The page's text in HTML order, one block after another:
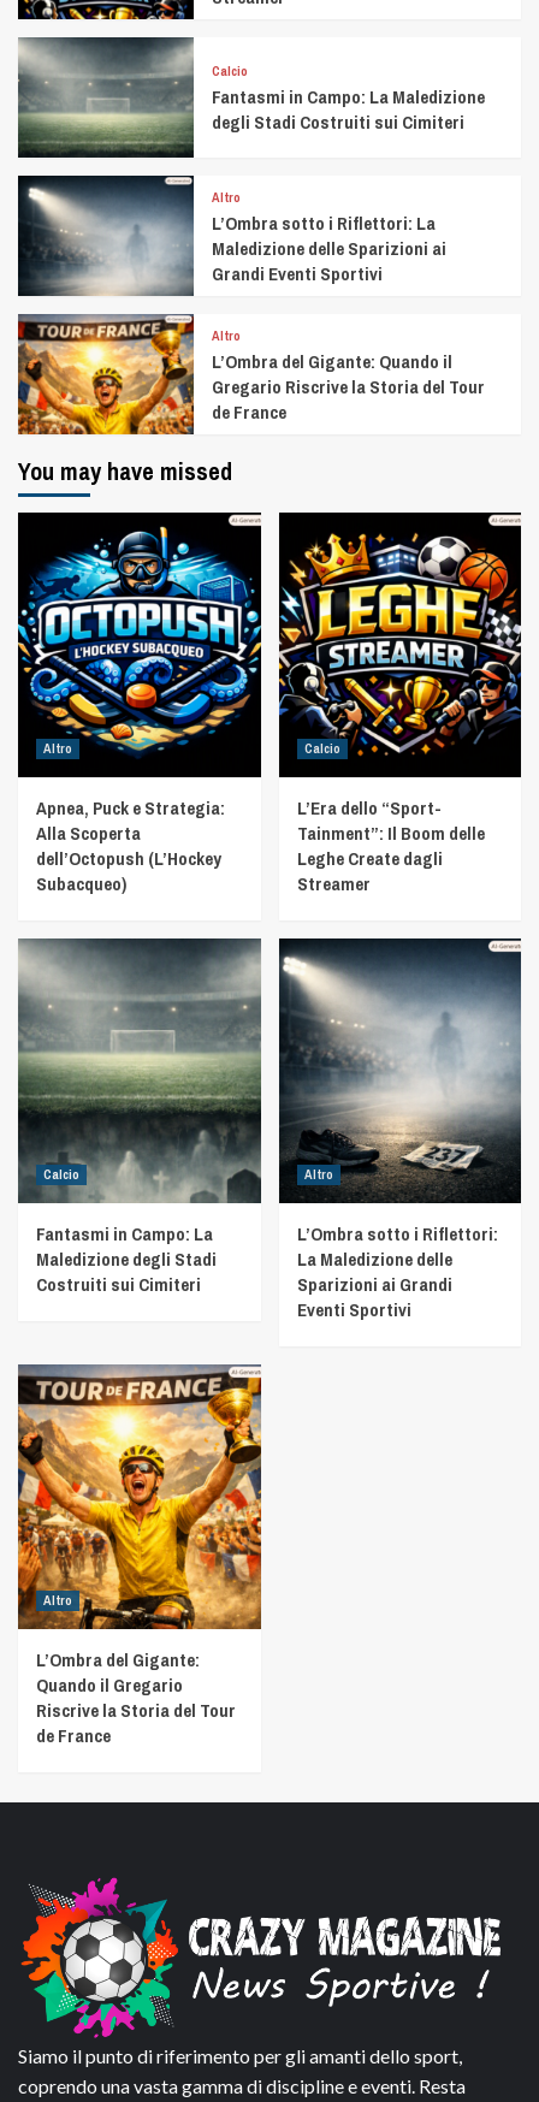
Calcio
Fantasmi in Campo: La Maledizione
degli Stadi Costruiti sui Cimiteri
Altro
L’Ombra sotto i Riflettori: La
Maledizione delle Sparizioni ai
Grandi Eventi Sportivi
Altro
L’Ombra del Gigante: Quando il
Gregario Riscrive la Storia del Tour
de France
You may have missed
Altro
Apnea, Puck e Strategia:
Alla Scoperta
dell’Octopush (L’Hockey
Subacqueo)
Calcio
L’Era dello “Sport-
Tainment”: Il Boom delle
Leghe Create dagli
Streamer
Calcio
Fantasmi in Campo: La
Maledizione degli Stadi
Costruiti sui Cimiteri
Altro
L’Ombra sotto i Riflettori:
La Maledizione delle
Sparizioni ai Grandi
Eventi Sportivi
Altro
L’Ombra del Gigante:
Quando il Gregario
Riscrive la Storia del Tour
de France
Siamo il punto di riferimento per gli amanti dello sport,
coprendo una vasta gamma di discipline e eventi. Resta